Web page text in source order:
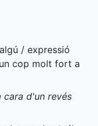
/ expressió
cop molt fort a
cara d'un revés